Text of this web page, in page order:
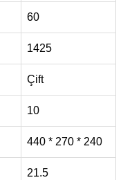
60
1425
Çift
10
440 * 270 * 240
21.5